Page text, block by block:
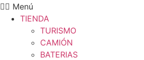
Menú
TIENDA
TURISMO
CAMIÓN
BATERIAS